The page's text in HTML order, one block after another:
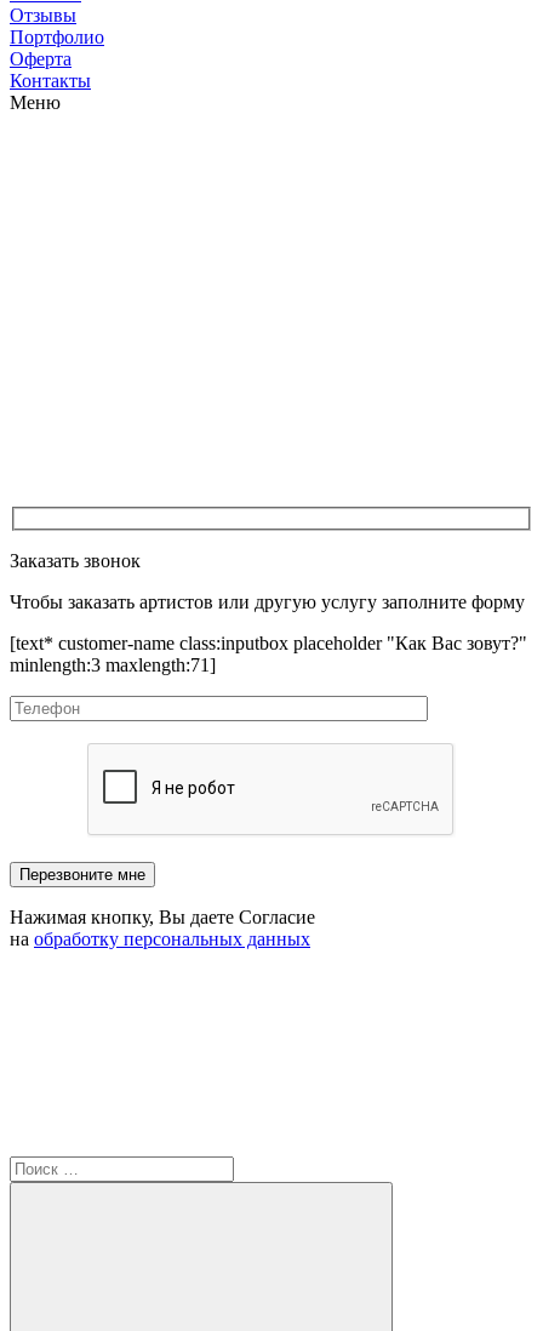
Отзывы
Портфолио
Оферта
Контакты
Меню
Заказать звонок
Чтобы заказать артистов или другую услугу заполните форму
[text* customer-name class:inputbox placeholder "Как Вас зовут?"
minlength:3 maxlength:71]
Нажимая кнопку, Вы даете Согласие
на обработку персональных данных